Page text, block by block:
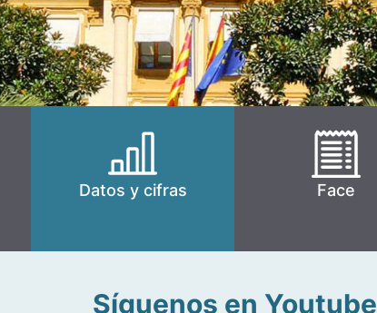
Datos y cifras Face
Síguenos en Youtube